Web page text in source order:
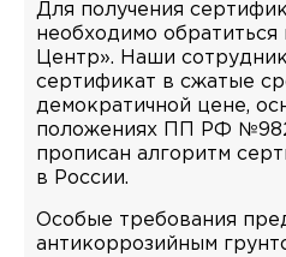
Для получения
необходимо
Центр». Наши
сертификат в сжатые
демократичной цене,
положениях ПП РФ
прописан алгоритм
в России.
Особые требования
антикоррозийным